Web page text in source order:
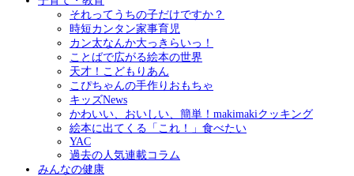
それってうちの子だけですか？
時短カンタン家事育児
カン太なんか大っきらいっ！
ことばで広がる絵本の世界
天才！こどもりあん
こぴちゃんの手作りおもちゃ
キッズNews
かわいい、おいしい、簡単！makimakiクッキング
絵本に出てくる「これ！」食べたい
YAC
過去の人気連載コラム
みんなの健康